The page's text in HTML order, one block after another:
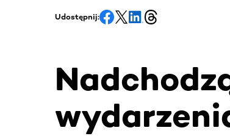
Udostępnij: